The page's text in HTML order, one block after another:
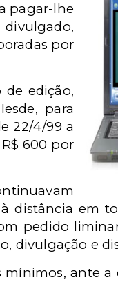
pagar-lhe
por
edição,
para
22/4/99 a
600 por
distância em
pedido
divulgação e
ante a